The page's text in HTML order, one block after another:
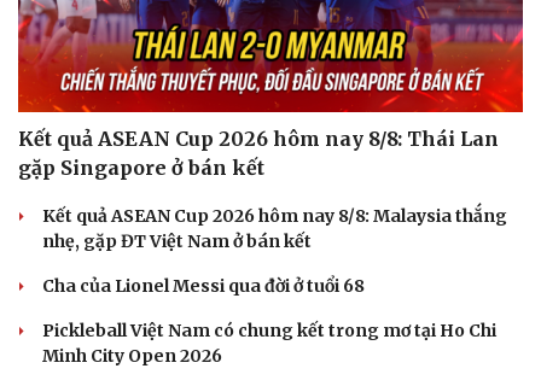
Kết quả ASEAN Cup 2026 hôm nay 8/8: Thái Lan
gặp Singapore ở bán kết
Kết quả ASEAN Cup 2026 hôm nay 8/8: Malaysia thắng
nhẹ, gặp ĐT Việt Nam ở bán kết
Cha của Lionel Messi qua đời ở tuổi 68
Pickleball Việt Nam có chung kết trong mơ tại Ho Chi
Minh City Open 2026